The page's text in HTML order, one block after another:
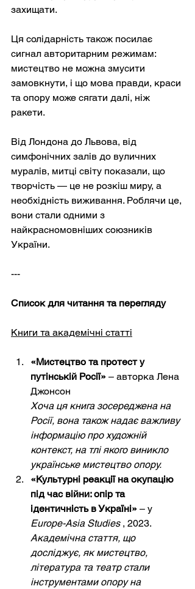
захищати.
Ця солідарність також посилає
сигнал авторитарним режимам:
мистецтво не можна змусити
замовкнути, і що мова правди, краси
та опору може сягати далі, ніж
ракети.
Від Лондона до Львова, від
симфонічних залів до вуличних
муралів, митці світу показали, що
творчість — це не розкіш миру, а
необхідність виживання. Роблячи це,
вони стали одними з
найкрасномовніших союзників
України.
---
Список для читання та перегляду
Книги та академічні статті
«Мистецтво та протест у
путінській Росії» – авторка Лена
Джонсон
Хоча ця книга зосереджена на
Росії, вона також надає важливу
інформацію про художній
контекст, на тлі якого виникло
українське мистецтво опору.
«Культурні реакції на окупацію
під час війни: опір та
ідентичність в Україні» – у
Europe-Asia Studies , 2023.
Академічна стаття, що
досліджує, як мистецтво,
література та театр стали
інструментами опору на